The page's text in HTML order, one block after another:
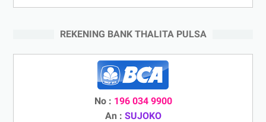
REKENING BANK THALITA PULSA
No : 196 034 9900
An : SUJOKO